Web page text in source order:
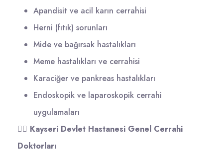
Apandisit ve acil karın cerrahisi
Herni (fıtık) sorunları
Mide ve bağırsak hastalıkları
Meme hastalıkları ve cerrahisi
Karaciğer ve pankreas hastalıkları
Endoskopik ve laparoskopik cerrahi
uygulamaları
👩‍⚕️ Kayseri Devlet Hastanesi Genel Cerrahi
Doktorları